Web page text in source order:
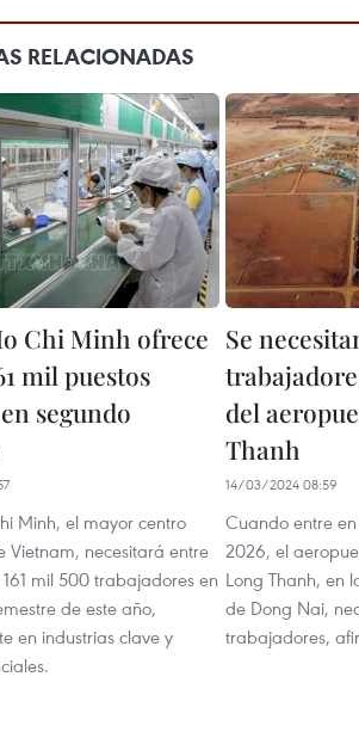
RELACIONADAS
Chi Minh ofrece
mil puestos
segundo
Minh, el mayor centro
Vietnam, necesitará entre
mil 500 trabajadores en
de este año,
en industrias clave y
Se
del
Thanh
14/03/2024 08:59
Cuando entre
2026, el
Long Thanh, en
de Dong Nai,
trabajadores,